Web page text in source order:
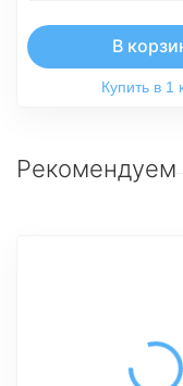
В
Купить в 1
Рекомендуем